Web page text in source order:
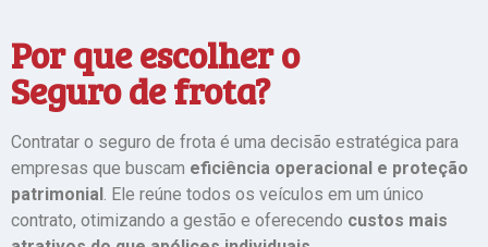
Por que escolher o
Seguro de frota?
Contratar o seguro de frota é uma decisão estratégica para
empresas que buscam eficiência operacional e proteção
patrimonial . Ele reúne todos os veículos em um único
contrato, otimizando a gestão e oferecendo custos mais